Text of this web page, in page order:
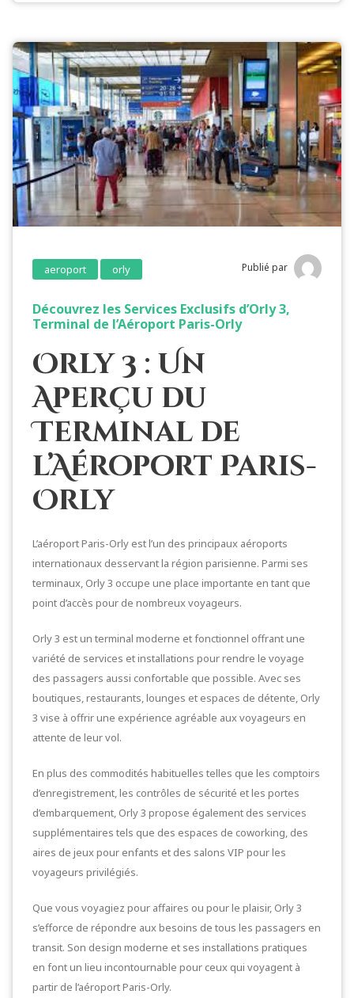
aeroport orly Publié par
Découvrez les Services Exclusifs d’Orly 3,
Terminal de l’Aéroport Paris-Orly
Orly 3 : Un
Aperçu du
Terminal de
l’Aéroport Paris-
Orly
L’aéroport Paris-Orly est l’un des principaux aéroports
internationaux desservant la région parisienne. Parmi ses
terminaux, Orly 3 occupe une place importante en tant que
point d’accès pour de nombreux voyageurs.
Orly 3 est un terminal moderne et fonctionnel offrant une
variété de services et installations pour rendre le voyage
des passagers aussi confortable que possible. Avec ses
boutiques, restaurants, lounges et espaces de détente, Orly
3 vise à offrir une expérience agréable aux voyageurs en
attente de leur vol.
En plus des commodités habituelles telles que les comptoirs
d’enregistrement, les contrôles de sécurité et les portes
d’embarquement, Orly 3 propose également des services
supplémentaires tels que des espaces de coworking, des
aires de jeux pour enfants et des salons VIP pour les
voyageurs privilégiés.
Que vous voyagiez pour affaires ou pour le plaisir, Orly 3
s’efforce de répondre aux besoins de tous les passagers en
transit. Son design moderne et ses installations pratiques
en font un lieu incontournable pour ceux qui voyagent à
partir de l’aéroport Paris-Orly.